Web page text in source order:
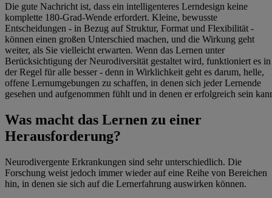
Die gute Nachricht ist, dass ein intelligenteres Lerndesign keine
komplette 180-Grad-Wende erfordert. Kleine, bewusste
Entscheidungen - in Bezug auf Struktur, Format und Flexibilität -
können einen großen Unterschied machen, und die Wirkung geht
weiter, als Sie vielleicht erwarten. Wenn das Lernen unter
Berücksichtigung der Neurodiversität gestaltet wird, funktioniert es in
der Regel für alle besser - denn in Wirklichkeit geht es darum, helle,
offene Lernumgebungen zu schaffen, in denen sich jeder Lernende
gesehen und aufgenommen fühlt und in denen er erfolgreich sein
Was macht das Lernen zu einer
Herausforderung?
Neurodivergente Erkrankungen sind sehr unterschiedlich. Die
Forschung weist jedoch immer wieder auf eine Reihe von Bereichen
hin, in denen sie sich auf die Lernerfahrung auswirken können.